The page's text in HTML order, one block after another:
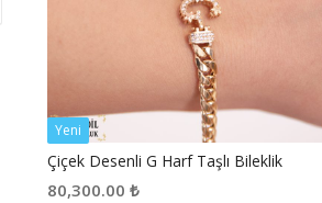
Yeni
Çiçek Desenli G Harf Taşlı Bileklik
80,300.00 ₺